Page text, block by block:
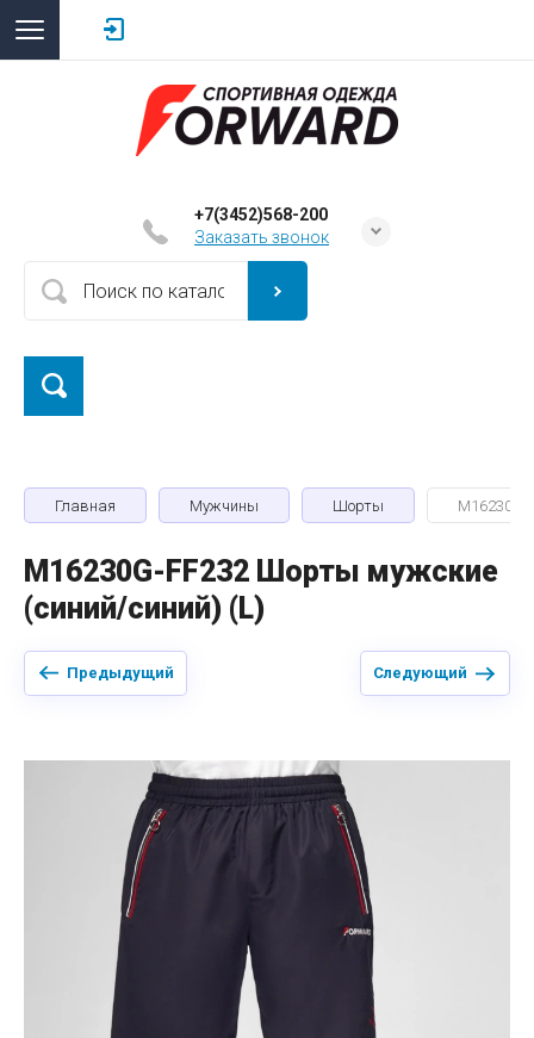
+7(3452)568-200
Заказать звонок
Главная Мужчины Шорты
M16230G-FF232 Шорты мужские
(синий/синий) (L)
Предыдущий Следующий